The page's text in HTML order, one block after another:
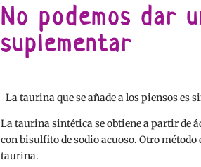
No podemos dar
suplementar
-La taurina que se añade a los piensos es
La taurina sintética se obtiene a partir de
con bisulfito de sodio acuoso. Otro
taurina.